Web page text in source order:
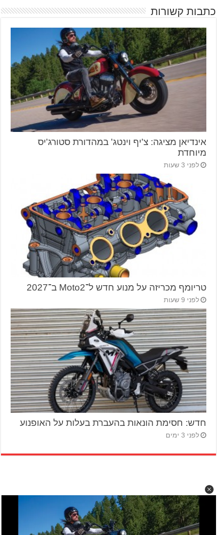
כתבות קשורות
אינדיאן מציגה: צ'יף וינטג' במהדורת סטורג'יס
מיוחדת
לפני 3 שעות
טריומף מכריזה על מנוע חדש ל־Moto2 ב־2027
לפני 9 שעות
חדש: חסימת הונאות בהעברת בעלות על האופנוע
לפני 3 ימים